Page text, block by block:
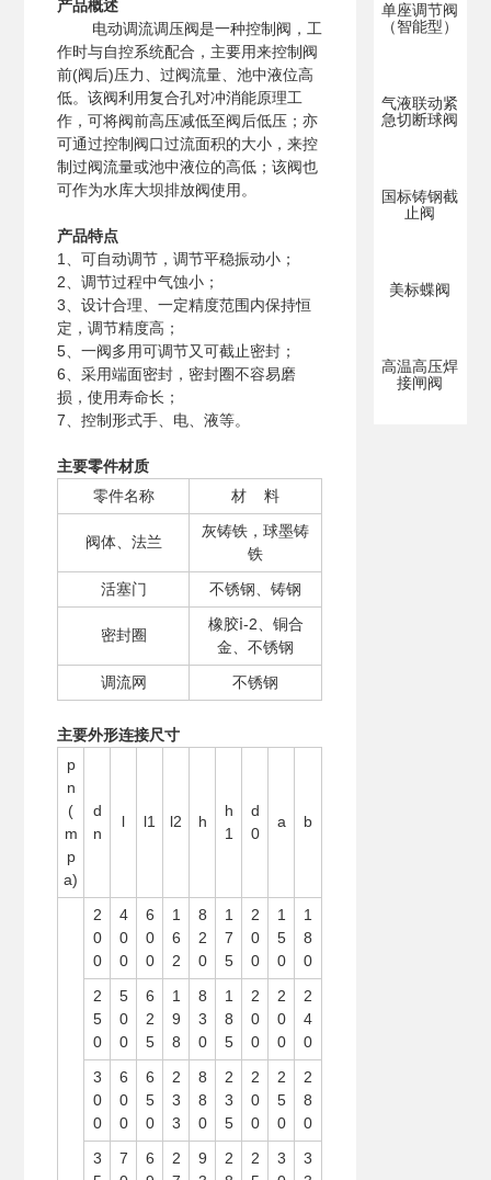
产品概述
电动调流调压阀是一种控制阀，工
作时与自控系统配合，主要用来控制阀
前(阀后)压力、过阀流量、池中液位高
低。该阀利用复合孔对冲消能原理工
作，可将阀前高压减低至阀后低压；亦
可通过控制阀口过流面积的大小，来控
制过阀流量或池中液位的高低；该阀也
可作为水库大坝排放阀使用。
产品特点
1、可自动调节，调节平稳振动小；
2、调节过程中气蚀小；
3、设计合理、一定精度范围内保持恒
定，调节精度高；
5、一阀多用可调节又可截止密封；
6、采用端面密封，密封圈不容易磨
损，使用寿命长；
7、控制形式手、电、液等。
主要零件材质
零件名称
材 料
阀体、法兰
灰铸铁，球墨铸
铁
活塞门
不锈钢、铸钢
密封圈
橡胶ⅰ-2、铜合
金、不锈钢
调流网
不锈钢
主要外形连接尺寸
p
n
(
m
p
a)
d
n
l l1 l2 h
h
1
d
0
a b
2
0
0
4
0
0
6
0
0
1
6
2
8
2
0
1
7
5
2
0
0
1
5
0
1
8
0
2
5
0
5
0
0
6
2
5
1
9
8
8
3
0
1
8
5
2
0
0
2
0
0
2
4
0
3
0
0
6
0
0
6
5
0
2
3
3
8
8
0
2
3
5
2
0
0
2
5
0
2
8
0
3
7
6
2
9
2
2
3
3
单座调节阀
（智能型）
气液联动紧
急切断球阀
国标铸钢截
止阀
美标蝶阀
高温高压焊
接闸阀